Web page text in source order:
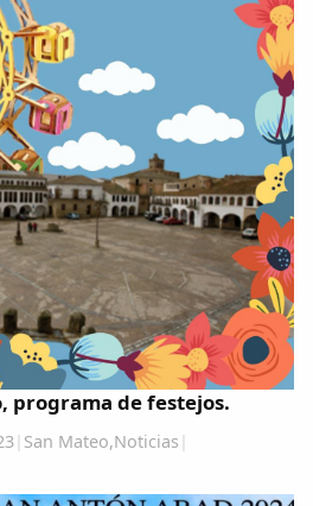
programa de festejos.
| San Mateo,Noticias |